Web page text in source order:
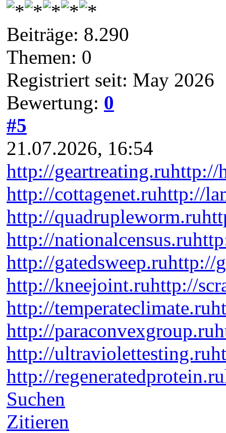
Beiträge: 8.290
Themen: 0
Registriert seit: May 2026
Bewertung: 0
#5
21.07.2026, 16:54
http://geartreating.ruhttp://
http://cottagenet.ruhttp://
http://quadrupleworm.ru
http://nationalcensus.ru
http://gatedsweep.ruhttp://
http://kneejoint.ruhttp://
http://temperateclimate.ru
http://paraconvexgroup.ru
http://ultraviolettesting.ru
http://regeneratedprotein.ru
Suchen
Zitieren